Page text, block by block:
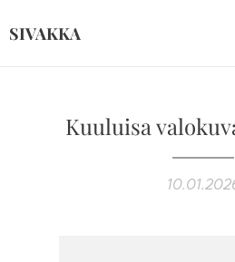
SIVAKKA
Kuuluisa